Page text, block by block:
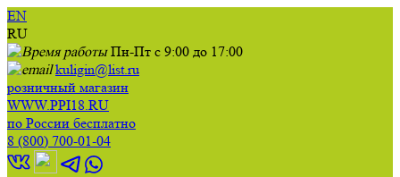
EN
RU
Пн-Пт с 9:00 до 17:00
kuligin@list.ru
розничный магазин
WWW.PPI18.RU
по России бесплатно
8 (800) 700-01-04